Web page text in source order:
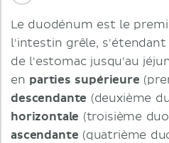
Le duodénum est le
l'intestin grêle,
de l'estomac jusqu'au
en parties supérieure
descendante (deuxième
horizontale (troisième
ascendante (quatrième